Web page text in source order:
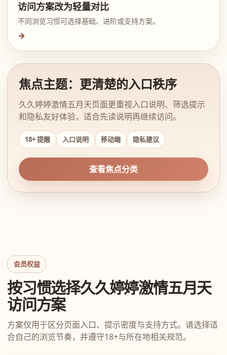
访问方案改为轻量对比
不同浏览习惯可选择基础、进阶或支持方案。
→
焦点主题：更清楚的入口秩序
久久婷婷激情五月天页面更重视入口说明、筛选提示
和隐私友好体验，适合先读说明再继续访问。
18+ 提醒 入口说明 移动端 隐私建议
查看焦点分类
会员权益
按习惯选择久久婷婷激情五月天
访问方案
方案仅用于区分页面入口、提示密度与支持方式。请选择适
合自己的浏览节奏，并遵守18+与所在地相关规范。